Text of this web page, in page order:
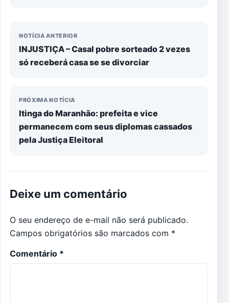
NOTÍCIA ANTERIOR
INJUSTIÇA – Casal pobre sorteado 2 vezes
só receberá casa se se divorciar
PRÓXIMA NOTÍCIA
Itinga do Maranhão: prefeita e vice
permanecem com seus diplomas cassados
pela Justiça Eleitoral
Deixe um comentário
O seu endereço de e-mail não será publicado.
Campos obrigatórios são marcados com *
Comentário *